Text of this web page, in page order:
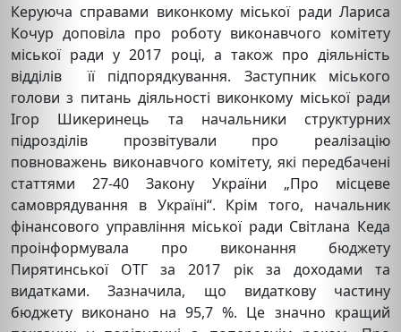
Керуюча справами виконкому міської ради Лариса
Кочур доповіла про роботу виконавчого комітету
міської ради у 2017 році, а також про діяльність
відділів її підпорядкування. Заступник міського
голови з питань діяльності виконкому міської ради
Ігор Шикеринець та начальники структурних
підрозділів прозвітували про реалізацію
повноважень виконавчого комітету, які передбачені
статтями 27-40 Закону України „Про місцеве
самоврядування в Україні“. Крім того, начальник
фінансового управління міської ради Світлана Кеда
проінформувала про виконання бюджету
Пирятинської ОТГ за 2017 рік за доходами та
видатками. Зазначила, що видаткову частину
бюджету виконано на 95,7 %. Це значно кращий